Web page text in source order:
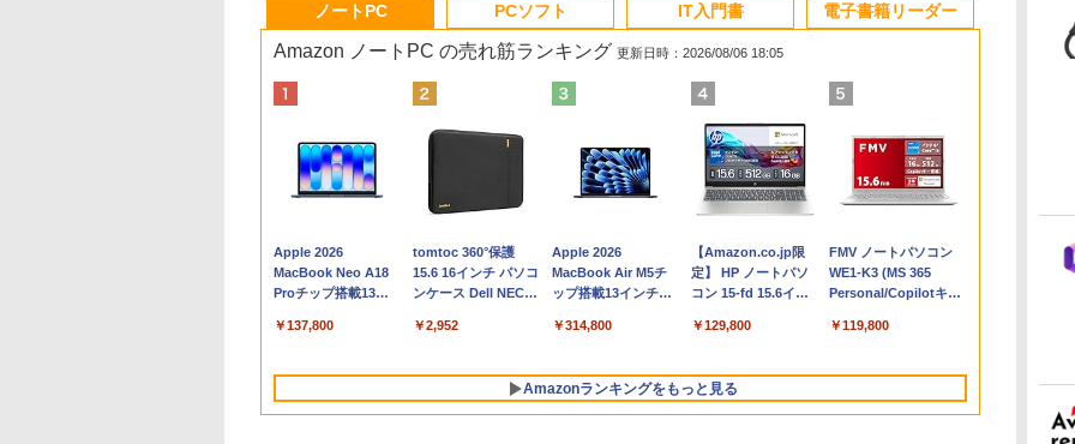
ノートPC
Amazon ノートPC の売れ筋ランキング 更新日時：2026/08/06 18:05
Apple 2026
MacBook Neo A18
Proチップ搭載13イ
AIとApple
設計、Liquid Retina
ユニファイドメモ
￥137,800
tomtoc 360°保護
15.6 16インチ パソコ
ンケース Dell NEC
dynabook Lenovo
￥2,952
Apple 2026
MacBook Air M5チ
ップ搭載13インチノ
Apple Intelligence、
Retinaディスプレ
イ、24GBユニファイ
ドメモリ、1TB SSD
￥314,800
【Amazon.co.jp限
定】 HP ノートパソ
コン 15-fd 15.6イン
512GB SSD インテ
￥129,800
FMV ノートパソコン
WE1-K3 (MS 365
Personal/Copilotキー
型/Core i5/16GB/SSD
FMVWK3E15W_AZ
￥119,800
Amazonランキングをもっと見る
PCソフト IT入門書 電子書籍リーダー